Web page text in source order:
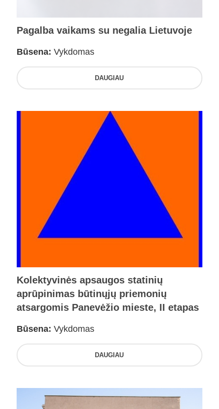
Pagalba vaikams su negalia Lietuvoje
Būsena: Vykdomas
DAUGIAU
Kolektyvinės apsaugos statinių
aprūpinimas būtinųjų priemonių
atsargomis Panevėžio mieste, II etapas
Būsena: Vykdomas
DAUGIAU